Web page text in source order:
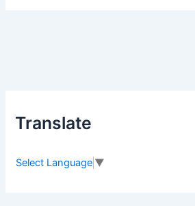
Translate
Select Language ▼